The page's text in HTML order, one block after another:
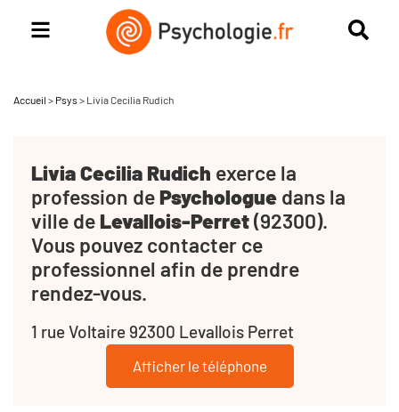
Accueil > Psys > Livia Cecilia Rudich
Livia Cecilia Rudich exerce la
profession dePsychologue dans la
ville de Levallois-Perret(92300).
Vous pouvez contacter ce
professionnel afin de prendre
rendez-vous.
1 rue Voltaire 92300 Levallois Perret
Afficher le téléphone